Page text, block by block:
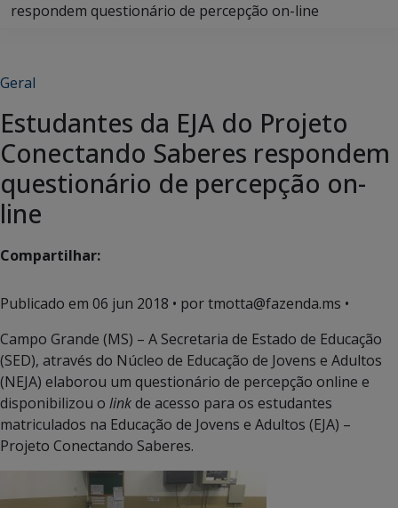
respondem questionário de percepção on-line
Geral
Estudantes da EJA do Projeto
Conectando Saberes respondem
questionário de percepção on-
line
Compartilhar:
Publicado em 06 jun 2018 • por tmotta@fazenda.ms •
Campo Grande (MS) – A Secretaria de Estado de Educação
(SED), através do Núcleo de Educação de Jovens e Adultos
(NEJA) elaborou um questionário de percepção online e
disponibilizou o linkde acesso para os estudantes
matriculados na Educação de Jovens e Adultos (EJA) –
Projeto Conectando Saberes.